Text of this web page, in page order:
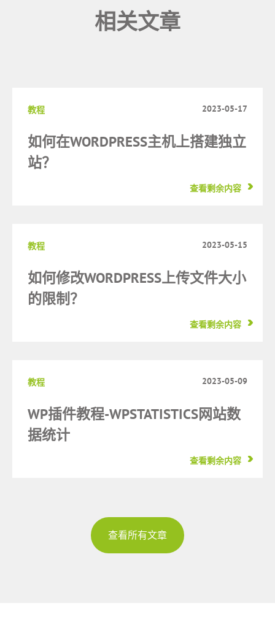
相关文章
教程 2023-05-17
如何在WORDPRESS主机上搭建独立
站？
查看剩余内容
教程 2023-05-15
如何修改WORDPRESS上传文件大小
的限制？
查看剩余内容
教程 2023-05-09
WP插件教程-WPSTATISTICS网站数
据统计
查看剩余内容
查看所有文章